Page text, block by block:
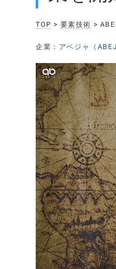
TOP > 要素技術 >
企業： アベジャ（